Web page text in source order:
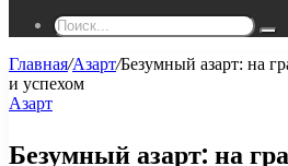
Главная/Азарт/Безумный азарт: на
и успехом
Азарт
Безумный азарт: на